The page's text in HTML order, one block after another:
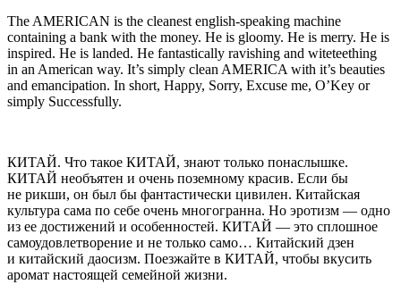
The AMERICAN is the cleanest english-speaking machine
containing a bank with the money. He is gloomy. He is merry. He is
inspired. He is landed. He fantastically ravishing and witeteething
in an American way. It’s simply clean AMERICA with it’s beauties
and emancipation. In short, Happy, Sorry, Excuse me, O’Key or
simply Successfully.
КИТАЙ. Что такое КИТАЙ, знают только понаслышке.
КИТАЙ необъятен и очень поземному красив. Если бы
не рикши, он был бы фантастически цивилен. Китайская
культура сама по себе очень многогранна. Но эротизм — одно
из ее достижений и особенностей. КИТАЙ — это сплошное
самоудовлетворение и не только само… Китайский дзен
и китайский даосизм. Поезжайте в КИТАЙ, чтобы вкусить
аромат настоящей семейной жизни.